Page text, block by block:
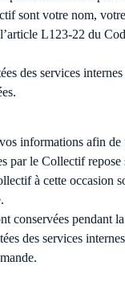
sont votre nom,
L123-22 du
des services
informations afin de
par le Collectif
à cette occasion
conservées pendant
des services